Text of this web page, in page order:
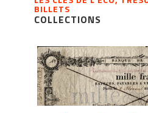
BILLETS
COLLECTIONS